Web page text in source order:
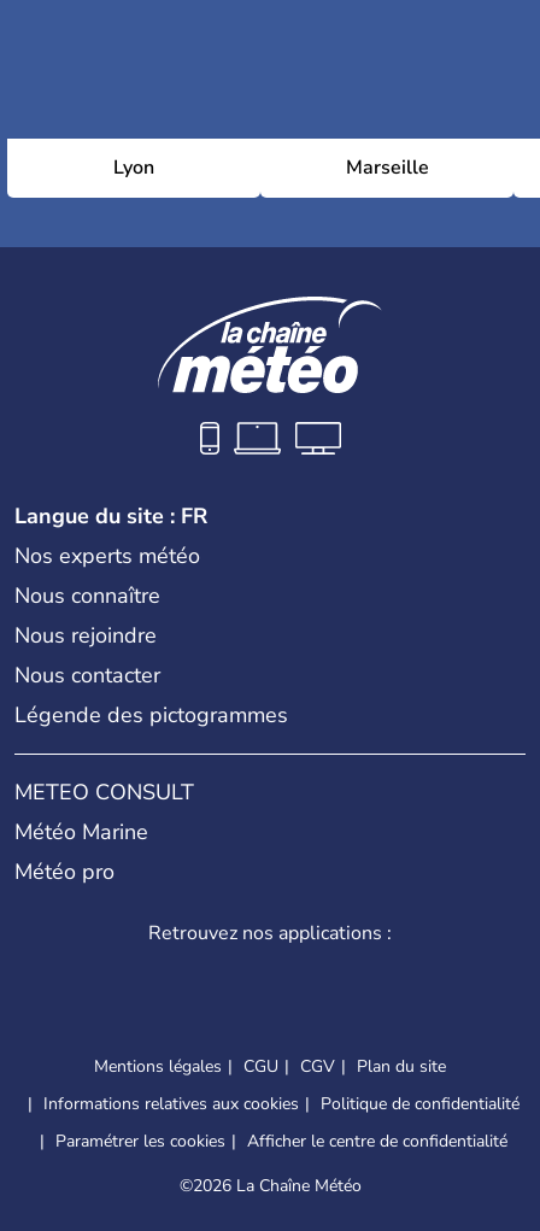
Lyon Marseille
Langue du site : FR
Nos experts météo
Nous connaître
Nous rejoindre
Nous contacter
Légende des pictogrammes
METEO CONSULT
Météo Marine
Météo pro
Retrouvez nos applications :
Mentions légales CGU CGV
Plan du site
Informations relatives aux cookies
Politique de confidentialité
Paramétrer les cookies
Afficher le centre de confidentialité
©2026 La Chaîne Météo